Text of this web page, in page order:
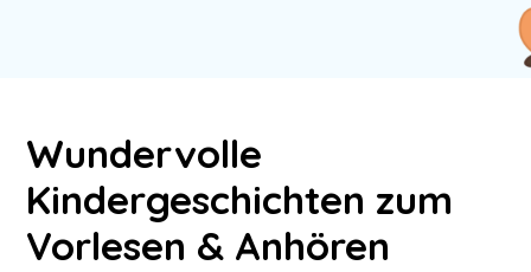
Wundervolle
Kindergeschichten zum
Vorlesen & Anhören